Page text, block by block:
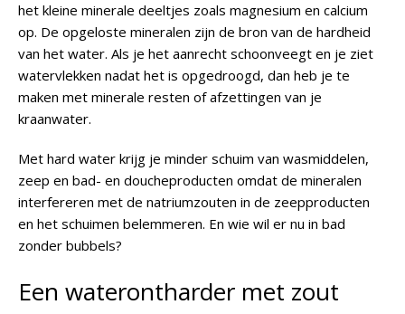
het kleine minerale deeltjes zoals magnesium en calcium
op. De opgeloste mineralen zijn de bron van de hardheid
van het water. Als je het aanrecht schoonveegt en je ziet
watervlekken nadat het is opgedroogd, dan heb je te
maken met minerale resten of afzettingen van je
kraanwater.
Met hard water krijg je minder schuim van wasmiddelen,
zeep en bad- en doucheproducten omdat de mineralen
interfereren met de natriumzouten in de zeepproducten
en het schuimen belemmeren. En wie wil er nu in bad
zonder bubbels?
Een waterontharder met zout